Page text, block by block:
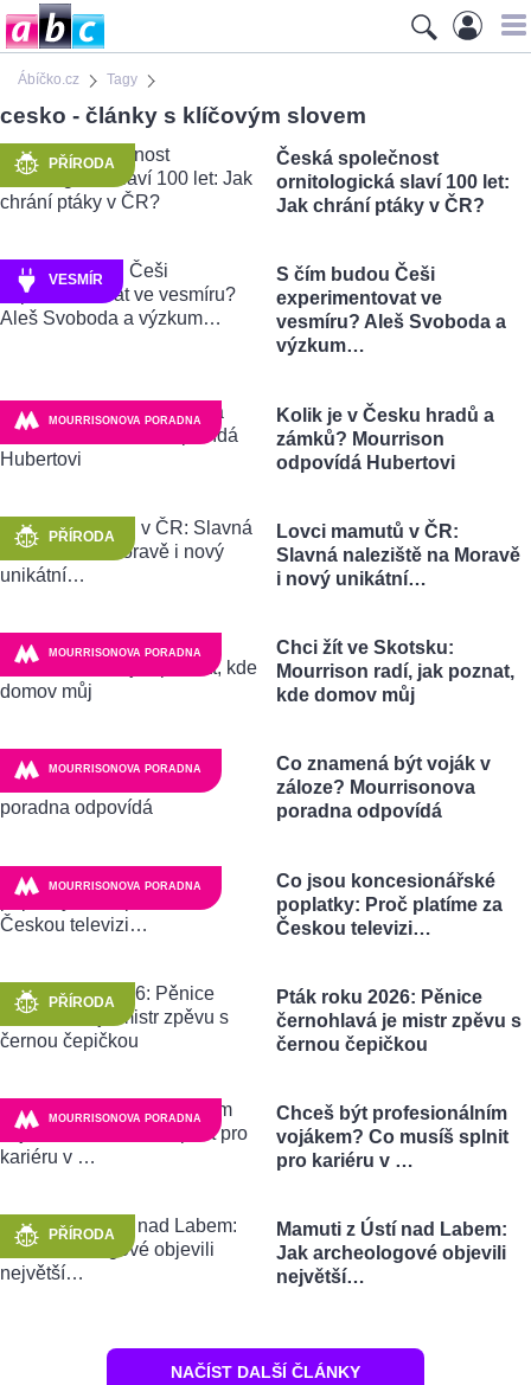
Ábíčko.cz Tagy
cesko - články s klíčovým slovem
PŘÍRODA
Česká společnost
ornitologická slaví 100 let:
Jak chrání ptáky v ČR?
VESMÍR
S čím budou Češi
experimentovat ve
vesmíru? Aleš Svoboda a
výzkum…
MOURRISONOVA PORADNA
Kolik je v Česku hradů a
zámků? Mourrison
odpovídá Hubertovi
PŘÍRODA
Lovci mamutů v ČR:
Slavná naleziště na Moravě
i nový unikátní…
MOURRISONOVA PORADNA
Chci žít ve Skotsku:
Mourrison radí, jak poznat,
kde domov můj
MOURRISONOVA PORADNA
Co znamená být voják v
záloze? Mourrisonova
poradna odpovídá
MOURRISONOVA PORADNA
Co jsou koncesionářské
poplatky: Proč platíme za
Českou televizi…
PŘÍRODA
Pták roku 2026: Pěnice
černohlavá je mistr zpěvu s
černou čepičkou
MOURRISONOVA PORADNA
Chceš být profesionálním
vojákem? Co musíš splnit
pro kariéru v …
PŘÍRODA
Mamuti z Ústí nad Labem:
Jak archeologové objevili
největší…
NAČÍST DALŠÍ ČLÁNKY